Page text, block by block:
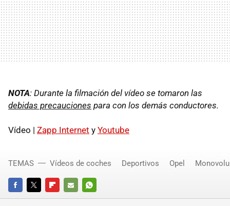
NOTA: Durante la filmación del vídeo se tomaron las
debidas precauciones para con los demás conductores.
Vídeo | Zapp Internet y Youtube
FACEBOOKTWITTERFLIPBOARD
E-
WHATSAPP
TEMAS Vídeos de coches Deportivos Opel